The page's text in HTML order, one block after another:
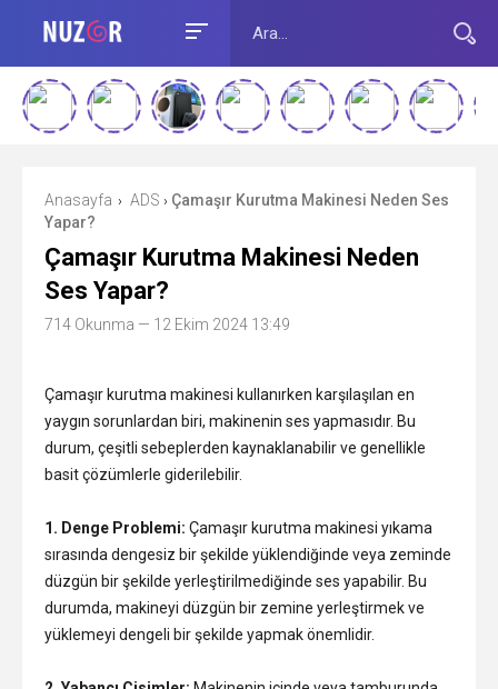
Anasayfa › ADS › Çamaşır Kurutma Makinesi Neden Ses
Yapar?
Çamaşır Kurutma Makinesi Neden
Ses Yapar?
714 Okunma — 12 Ekim 2024 13:49
Çamaşır kurutma makinesi kullanırken karşılaşılan en
yaygın sorunlardan biri, makinenin ses yapmasıdır. Bu
durum, çeşitli sebeplerden kaynaklanabilir ve genellikle
basit çözümlerle giderilebilir.
1. Denge Problemi: Çamaşır kurutma makinesi yıkama
sırasında dengesiz bir şekilde yüklendiğinde veya zeminde
düzgün bir şekilde yerleştirilmediğinde ses yapabilir. Bu
durumda, makineyi düzgün bir zemine yerleştirmek ve
yüklemeyi dengeli bir şekilde yapmak önemlidir.